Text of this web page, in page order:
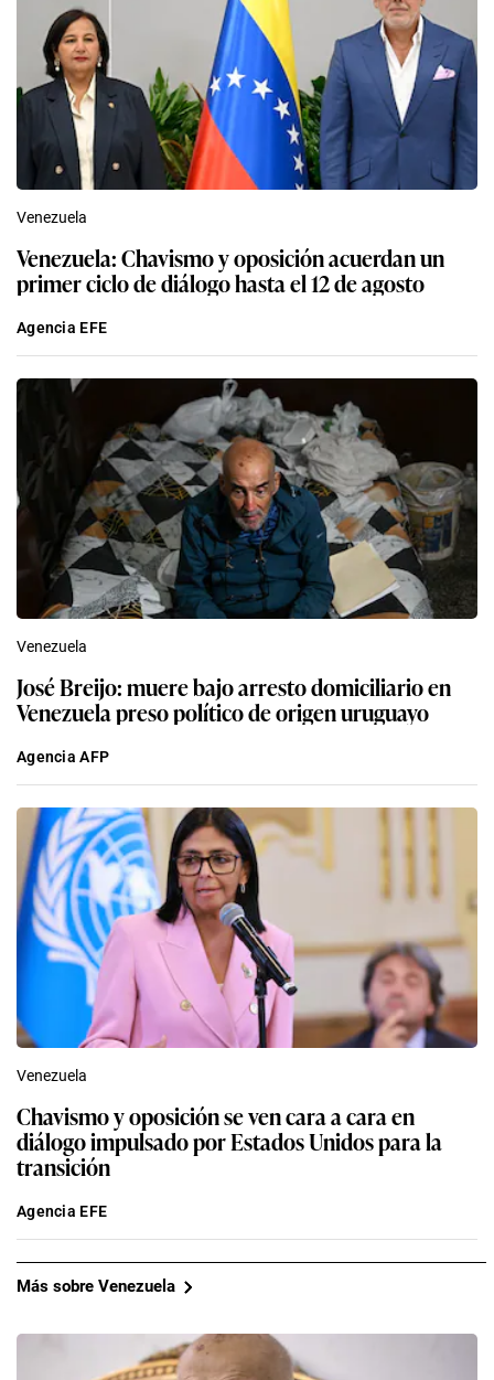
Venezuela
Venezuela: Chavismo y oposición acuerdan un
primer ciclo de diálogo hasta el 12 de agosto
Agencia EFE
Venezuela
José Breijo: muere bajo arresto domiciliario en
Venezuela preso político de origen uruguayo
Agencia AFP
Venezuela
Chavismo y oposición se ven cara a cara en
diálogo impulsado por Estados Unidos para la
transición
Agencia EFE
Más sobre Venezuela